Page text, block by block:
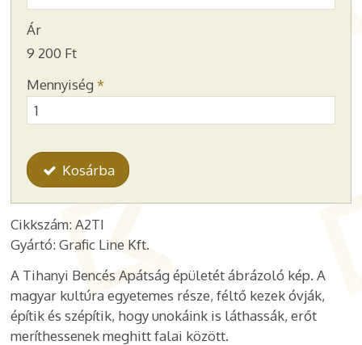
Ár
9 200 Ft
Mennyiség *
Kosárba
Cikkszám: A2TI
Gyártó: Grafic Line Kft.
A Tihanyi Bencés Apátság épületét ábrázoló kép. A
magyar kultúra egyetemes része, féltő kezek óvják,
építik és szépítik, hogy unokáink is láthassák, erőt
meríthessenek meghitt falai között.